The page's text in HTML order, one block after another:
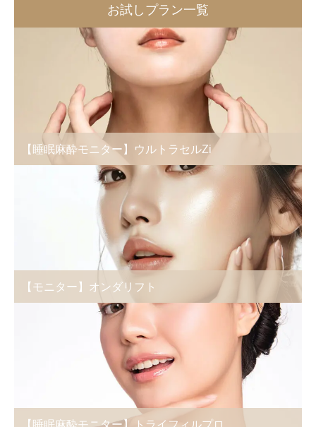
お試しプラン一覧
【睡眠麻酔モニター】ウルトラセルZi
【モニター】オンダリフト
【睡眠麻酔モニター】トライフィルプロ